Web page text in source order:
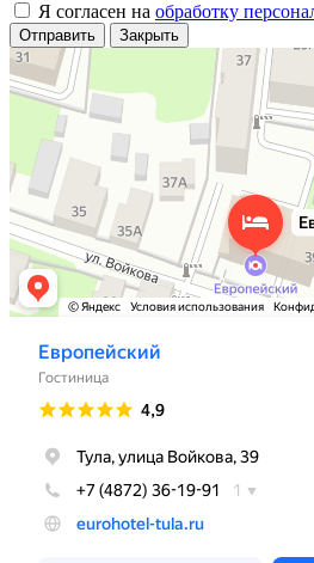
Я согласен на обработку
Отправить Закрыть